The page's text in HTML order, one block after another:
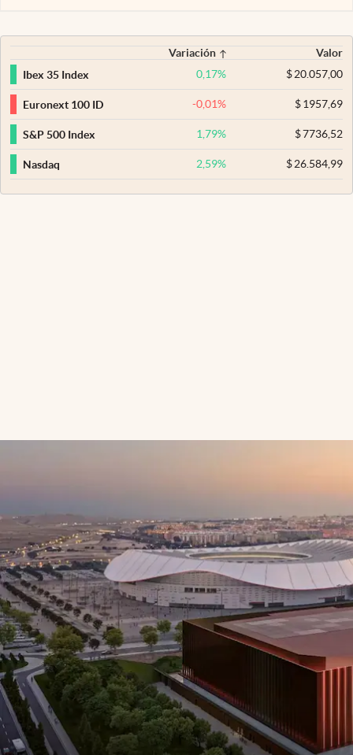
Variación
Valor
Ibex 35 Index
0,17% $20.057,00
Euronext 100 ID -0,01% $1957,69
S&P 500 Index 1,79% $7736,52
Nasdaq 2,59% $26.584,99